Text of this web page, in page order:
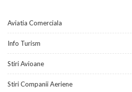
Aviatia Comerciala
Info Turism
Stiri Avioane
Stiri Companii Aeriene